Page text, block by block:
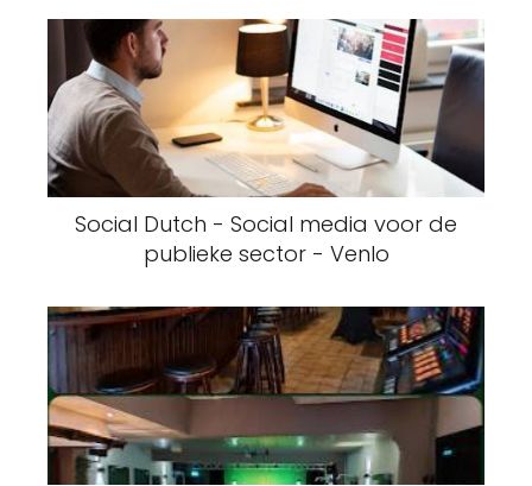
Social Dutch - Social media voor de
publieke sector - Venlo